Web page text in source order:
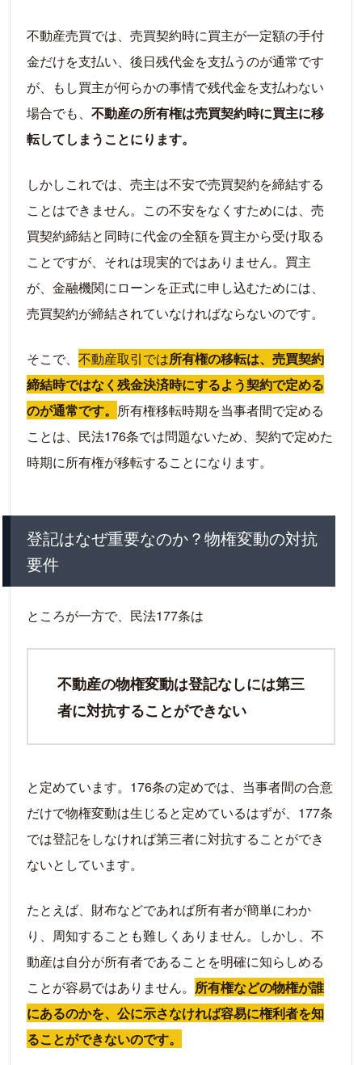
不動産売買では、売買契約時に買主が一定額の手付
金だけを支払い、後日残代金を支払うのが通常です
が、もし買主が何らかの事情で残代金を支払わない
場合でも、 不動産の所有権は売買契約時に買主に移
転してしまうことにります。
しかしこれでは、売主は不安で売買契約を締結する
ことはできません。この不安をなくすためには、売
買契約締結と同時に代金の全額を買主から受け取る
ことですが、それは現実的ではありません。買主
が、金融機関にローンを正式に申し込むためには、
売買契約が締結されていなければならないのです。
そこで、 不動産取引では所有権の移転は、売買契約
締結時ではなく残金決済時にするよう契約で定める
のが通常です。 所有権移転時期を当事者間で定める
ことは、民法176条では問題ないため、契約で定めた
時期に所有権が移転することになります。
登記はなぜ重要なのか？物権変動の対抗
要件
ところが一方で、民法177条は
不動産の物権変動は登記なしには第三
者に対抗することができない
と定めています。176条の定めでは、当事者間の合意
だけで物権変動は生じると定めているはずが、177条
では登記をしなければ第三者に対抗することができ
ないとしています。
たとえば、財布などであれば所有者が簡単にわか
り、周知することも難しくありません。しかし、不
動産は自分が所有者であることを明確に知らしめる
ことが容易ではありません。 所有権などの物権が誰
にあるのかを、公に示さなければ容易に権利者を知
ることができないのです。